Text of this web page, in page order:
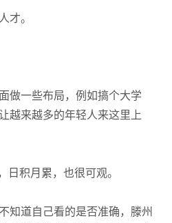
才。
做一些布局，例如搞个大学
越来越多的年轻人来这里上
日积月累，也很可观。
知道自己看的是否准确，滕州